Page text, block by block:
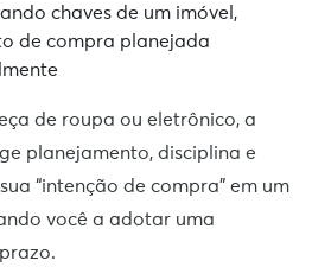
de roupa ou eletrônico, a
planejamento, disciplina e
“intenção de compra” em um
você a adotar uma